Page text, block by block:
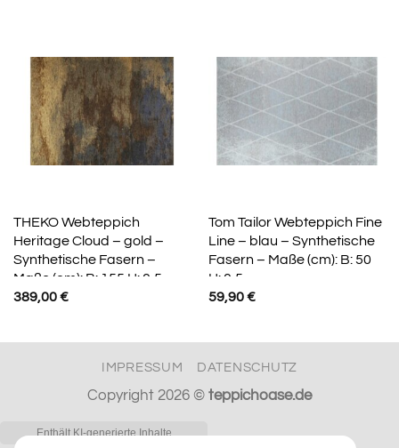
THEKO Webteppich
Heritage Cloud – gold –
Synthetische Fasern –
Maße (cm): B: 155 H: 0,5
389,00€
Tom Tailor Webteppich Fine
Line – blau – Synthetische
Fasern – Maße (cm): B: 50
H: 0,5
59,90€
IMPRESSUM DATENSCHUTZ
Copyright 2026 © teppichoase.de